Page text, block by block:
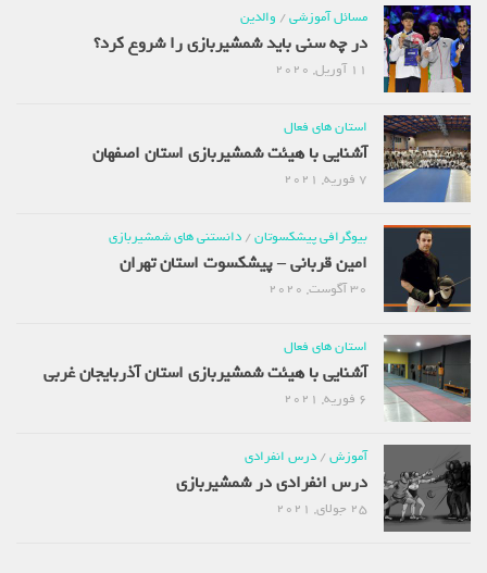
مسائل آموزشی/والدین
در چه سنی باید شمشیربازی را شروع کرد؟
استان های فعال
آشنایی با هیئت شمشیربازی استان اصفهان
بیوگرافی پیشکسوتان/دانستنی های شمشیربازی
امین قربانی – پیشکسوت استان تهران
استان های فعال
آشنایی با هیئت شمشیربازی استان آذربایجان غربی
آموزش/درس انفرادی
درس انفرادی در شمشیربازی